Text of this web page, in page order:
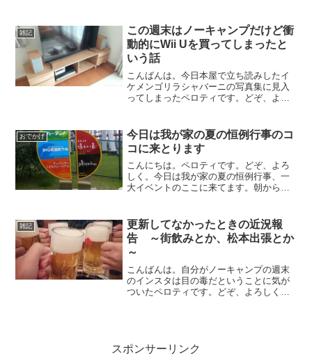
るであろうことが決まっています・・・
しかも休み無しでほ...
雑記
この週末はノーキャンプだけど衝
動的にWii Uを買ってしまったと
いう話
こんばんは。今日本屋で立ち読みしたイ
ケメンゴリラシャバーニの写真集に見入
ってしまったペロティです。どぞ、よろ
日が仕事で、今日・・・というか日付が
変わってもう昨日です...
おでかけ
今日は我が家の夏の恒例行事のコ
コに来とります
こんにちは。ペロティです。どぞ、よろ
しく。今日は我が家の夏の恒例行事、一
大イベントのここに来てます。朝からす
な興味ないけど）朝はちょっと雨が降っ
たりして、怪しい天気...
雑記
更新してなかったときの近況報
告 ～街飲みとか、松本出張とか
～
こんばんは。自分がノーキャンプの週末
のインスタは目の毒だということに気が
ついたペロティです。どぞ、よろしく。
スポンサーリンク